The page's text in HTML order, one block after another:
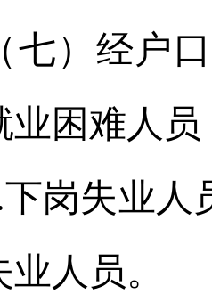
经户口
业困难人员
失业人员
人员。